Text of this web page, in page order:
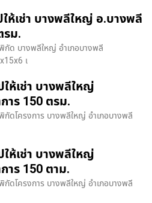
ให้เช่า บางพลีใหญ่ อ.บางพลี
รม.
กัด บางพลีใหญ่ อำเภอบางพลี
เ
ให้เช่า บางพลีใหญ่
าร 150 ตรม.
กัดโครงการ บางพลีใหญ่ อำเภอบางพลี
ให้เช่า บางพลีใหญ่
าร 150 ตาม.
กัดโครงการ บางพลีใหญ่ อำเภอบางพลี